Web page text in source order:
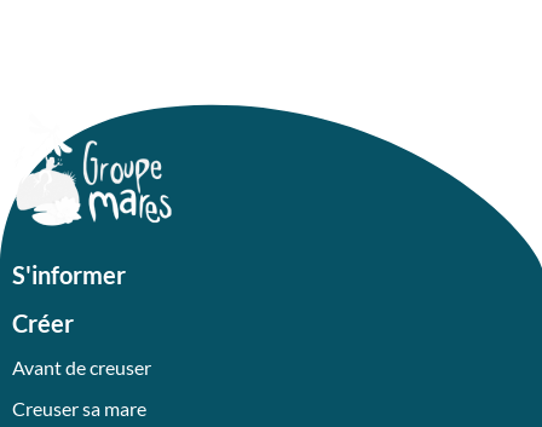
S'informer
Créer
Avant de creuser
Creuser sa mare